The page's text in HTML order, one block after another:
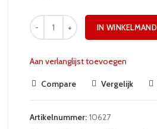
IN WINKELMAND
Aan verlanglijst toevoegen
Compare Vergelijk
Artikelnummer: 10627